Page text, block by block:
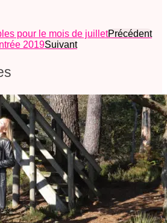
pour le mois de juilletPrécédent
2019Suivant